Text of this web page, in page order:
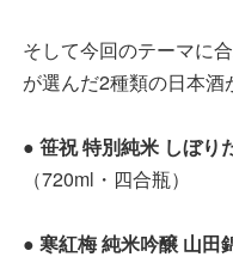
そして今回のテーマに
が選んだ2種類の日本酒
● 笹祝 特別純米 しぼり
（720ml・四合瓶）
● 寒紅梅 純米吟醸 山田